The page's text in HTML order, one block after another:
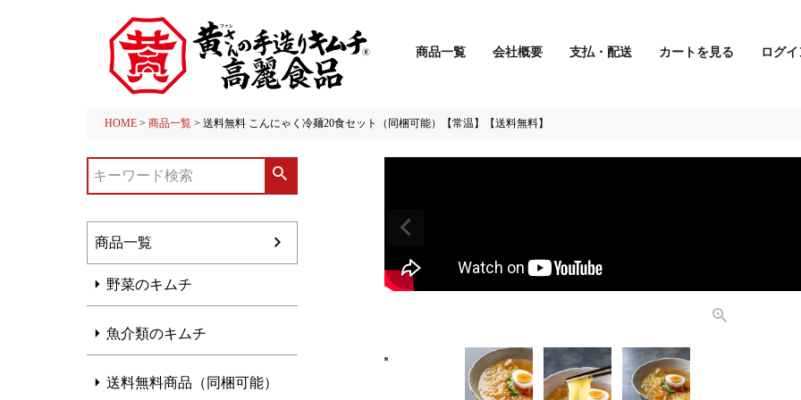
商品一覧 会社概要 支払・配送 カートを見る ログ
検索
HOME 商品一覧 送料無料 こんにゃく冷麺20食セット（同梱可能）【常温】【送料無料】
商品一覧
野菜のキムチ
魚介類のキムチ
送料無料商品（同梱可能）